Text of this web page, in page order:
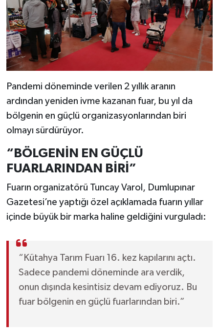
Pandemi döneminde verilen 2 yıllık aranın
ardından yeniden ivme kazanan fuar, bu yıl da
bölgenin en güçlü organizasyonlarından biri
olmayı sürdürüyor.
“BÖLGENİN EN GÜÇLÜ
FUARLARINDAN BİRİ”
Fuarın organizatörü Tuncay Varol, Dumlupınar
Gazetesi’ne yaptığı özel açıklamada fuarın yıllar
içinde büyük bir marka haline geldiğini vurguladı:
“Kütahya Tarım Fuarı 16. kez kapılarını açtı.
Sadece pandemi döneminde ara verdik,
onun dışında kesintisiz devam ediyoruz. Bu
fuar bölgenin en güçlü fuarlarından biri.”